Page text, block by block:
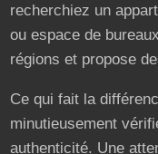
recherchiez un
ou espace de
régions et propose
Ce qui fait la
minutieusement
authenticité. Une